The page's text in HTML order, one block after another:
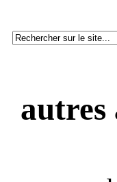
autres